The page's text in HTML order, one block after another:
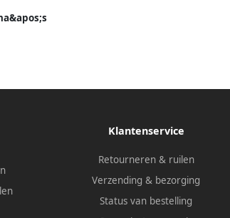
Klantenservice
Retourneren & ruilen
Verzending & bezorging
Status van bestelling